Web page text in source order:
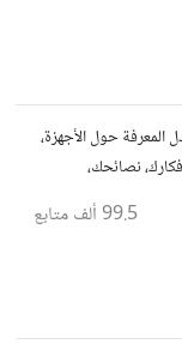
المعرفة حول الأجهزة،
نصائحك،
99.5 ألف متابع